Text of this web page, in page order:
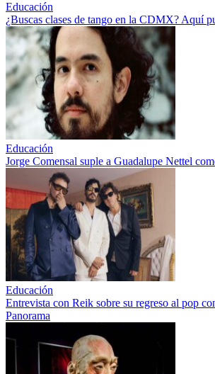
Educación
¿Buscas clases de tango en la CDMX? Aquí
Educación
Jorge Comensal suple a Guadalupe Nettel
Educación
Entrevista con Reik sobre su regreso al pop
Panorama